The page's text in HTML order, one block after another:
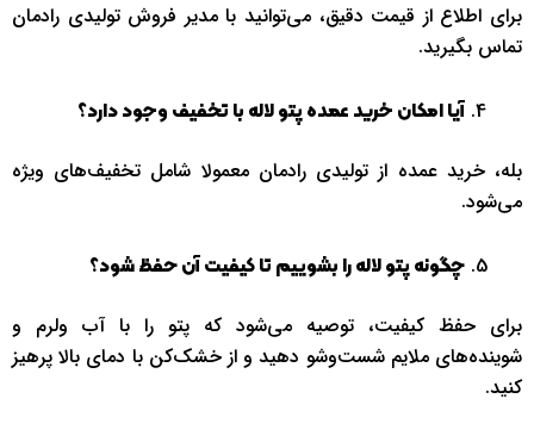
برای اطلاع از قیمت دقیق، می‌توانید با مدیر فروش تولیدی رادمان
تماس بگیرید.
آیا امکان خرید عمده پتو لاله با تخفیف وجود دارد؟
بله، خرید عمده از تولیدی رادمان معمولا شامل تخفیف‌های ویژه
می‌شود.
چگونه پتو لاله را بشوییم تا کیفیت آن حفظ شود؟
برای حفظ کیفیت، توصیه می‌شود که پتو را با آب ولرم و
شوینده‌های ملایم شست‌وشو دهید و از خشک‌کن با دمای بالا پرهیز
کنید.